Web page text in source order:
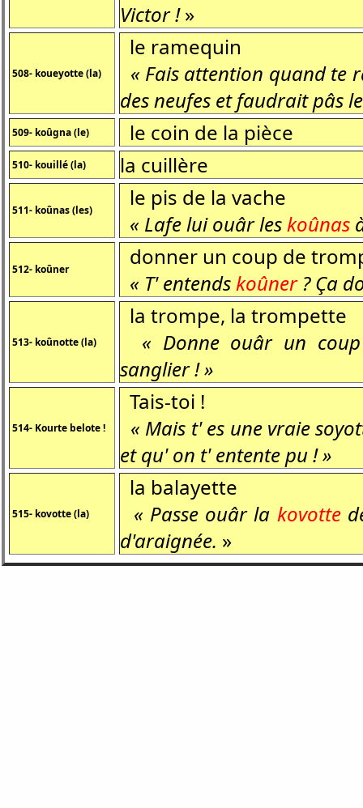
Victor !»
508- koueyotte (la)
le ramequin
« Fais attention quand te
des neufes et faudrait pâs
509- koûgna (le) le coin de la pièce
510- kouillé (la) la cuillère
511- koûnas (les)
le pis de la vache
« Lafe lui ouâr les koûnas
512- koûner
donner un coup de
« T' entends koûner ? Ça
513- koûnotte (la)
la trompe, la trompette
« Donne ouâr un
sanglier ! »
514- Kourte belote !
Tais-toi !
« Mais t' es une vraie
et qu' on t' entente pu ! »
515- kovotte (la)
la balayette
« Passe ouâr la kovotte
d'araignée. »